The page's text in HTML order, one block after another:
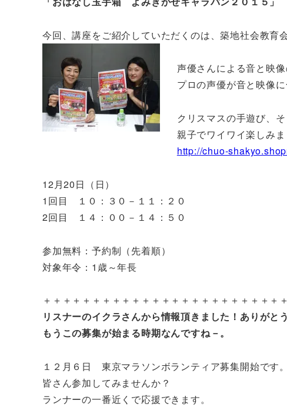
今回、講座をご紹介していただくのは、築地社会教育
声優さんによる音と映像
プロの声優が音と映像
クリスマスの手遊び、
親子でワイワイ楽しみま
http://chuo-
12月20日（日）
1回目 １０：３０－１１：２０
2回目 １４：００－１４：５０
参加無料：予約制（先着順）
対象年令：1歳～年長
＋＋＋＋＋＋＋＋＋＋＋＋＋＋＋＋＋＋＋＋＋＋＋＋
リスナーのイクラさんから情報頂きました！ありがと
もうこの募集が始まる時期なんですね－。
１２月６日 東京マラソンボランティア募集開始です。
皆さん参加してみませんか？
ランナーの一番近くで応援できます。